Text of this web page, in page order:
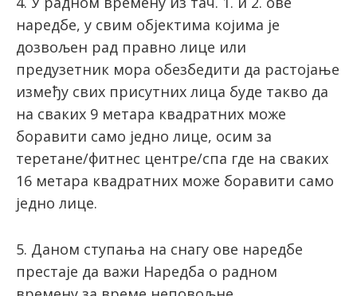
наредбе, у свим објектима којима је
дозвољен рад правно лице или
предузетник мора обезбедити да растојање
између свих присутних лица буде такво да
на сваких 9 метара квадратних може
боравити само једно лице, осим за
теретане/фитнес центре/спа где на сваких
16 метара квадратних може боравити само
једно лице.
5. Даном ступања на снагу ове наредбе
престаје да важи Наредба о радном